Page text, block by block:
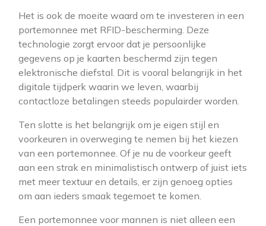
Het is ook de moeite waard om te investeren in een
portemonnee met RFID-bescherming. Deze
technologie zorgt ervoor dat je persoonlijke
gegevens op je kaarten beschermd zijn tegen
elektronische diefstal. Dit is vooral belangrijk in het
digitale tijdperk waarin we leven, waarbij
contactloze betalingen steeds populairder worden.
Ten slotte is het belangrijk om je eigen stijl en
voorkeuren in overweging te nemen bij het kiezen
van een portemonnee. Of je nu de voorkeur geeft
aan een strak en minimalistisch ontwerp of juist iets
met meer textuur en details, er zijn genoeg opties
om aan ieders smaak tegemoet te komen.
Een portemonnee voor mannen is niet alleen een